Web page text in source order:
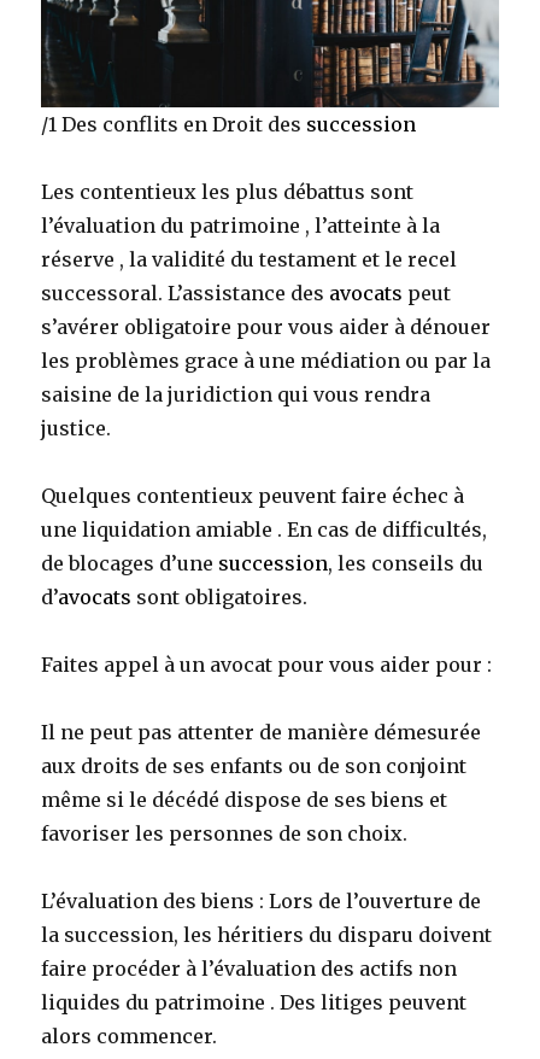
/1 Des conflits en Droit des succession
Les contentieux les plus débattus sont
l’évaluation du patrimoine , l’atteinte à la
réserve , la validité du testament et le recel
successoral. L’assistance des avocats peut
s’avérer obligatoire pour vous aider à dénouer
les problèmes grace à une médiation ou par la
saisine de la juridiction qui vous rendra
justice.
Quelques contentieux peuvent faire échec à
une liquidation amiable . En cas de difficultés,
de blocages d’une succession, les conseils du
d’avocats sont obligatoires.
Faites appel à un avocat pour vous aider pour :
Il ne peut pas attenter de manière démesurée
aux droits de ses enfants ou de son conjoint
même si le décédé dispose de ses biens et
favoriser les personnes de son choix.
L’évaluation des biens : Lors de l’ouverture de
la succession, les héritiers du disparu doivent
faire procéder à l’évaluation des actifs non
liquides du patrimoine . Des litiges peuvent
alors commencer.